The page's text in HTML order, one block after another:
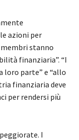
azioni per
membri stanno
finanziaria”. “I
loro parte” e “allo
finanziaria deve
per rendersi più
I